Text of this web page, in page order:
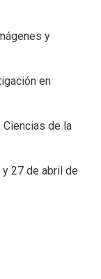
y
en
de la
y 27 de abril de